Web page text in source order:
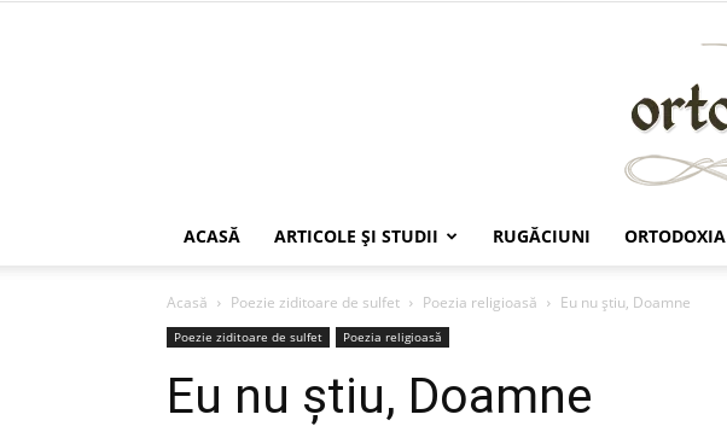
ACASĂ ARTICOLE ŞI STUDII RUGĂCIUNI ORTODOXIA
Acasă Poezie ziditoare de sulfet Poezia religioasă Eu nu știu, Doamne
Poezie ziditoare de sulfet Poezia religioasă
Eu nu știu, Doamne